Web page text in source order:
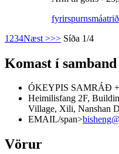
fyrirspurn
1 234Næst >>> Síða 1/4
Komast í samband
ÓKEYPIS SAMRÁÐ
Heimilisfang 2F,
Village, Xili, Nanshan
EMAIL/span>
Vörur